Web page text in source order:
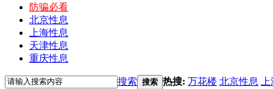
防骗必看
北京性息
上海性息
天津性息
重庆性息
搜索 搜索 热搜: 万花楼 北京性息